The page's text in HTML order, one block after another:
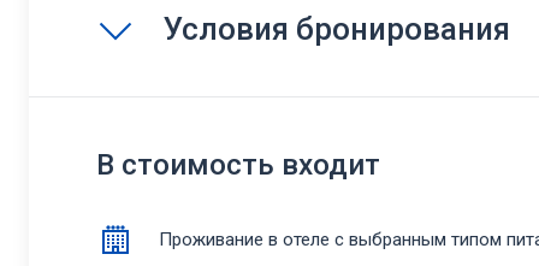
Условия бронирования
В стоимость входит
Проживание в отеле с выбранным типом